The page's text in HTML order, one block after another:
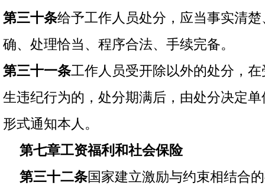
第三十条给予工作人员处分，应当事实清
确、处理恰当、程序合法、手续完备。
第三十一条工作人员受开除以外的处分，
生违纪行为的，处分期满后，由处分决定
形式通知本人。
第七章工资福利和社会保险
第三十二条国家建立激励与约束相结合